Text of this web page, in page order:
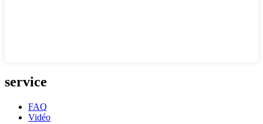
service
FAQ
Vidéo